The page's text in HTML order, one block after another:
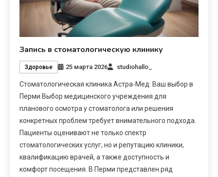
Запись в стоматологическую клинику
Здоровье 25 марта 2026 studiohallo_
Стоматологическая клиника Астра-Мед: Ваш выбор в
Перми Выбор медицинского учреждения для
планового осмотра у стоматолога или решения
конкретных проблем требует внимательного подхода.
Пациенты оценивают не только спектр
стоматологических услуг, но и репутацию клиники,
квалификацию врачей, а также доступность и
комфорт посещения. В Перми представлен ряд